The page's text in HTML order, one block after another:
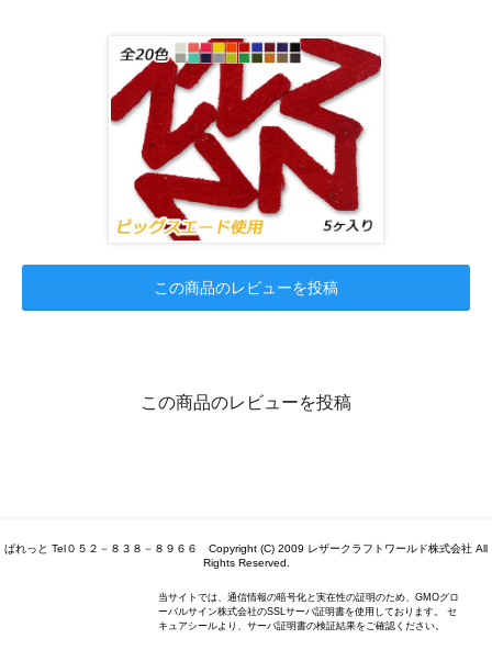
この商品のレビューを投稿
この商品のレビューを投稿
ぱれっと Tel０５２－８３８－８９６６ Copyright (C) 2009 レザークラフトワールド株式会社 All
Rights Reserved.
当サイトでは、通信情報の暗号化と実在性の証明のため、GMOグロ
ーバルサイン株式会社のSSLサーバ証明書を使用しております。 セ
キュアシールより、サーバ証明書の検証結果をご確認ください。